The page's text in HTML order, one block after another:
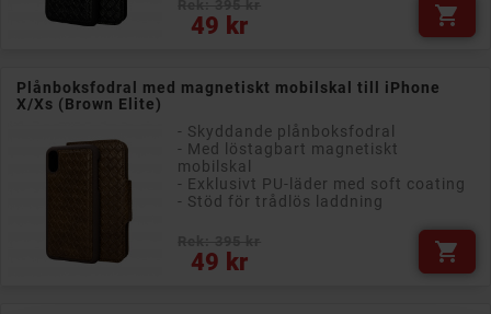
49 kr
Pris 
Plånboksfodral med magnetiskt mobilskal till iPhone
X/Xs (Brown Elite)
- Skyddande plånboksfodral
- Med löstagbart magnetiskt
mobilskal
- Exklusivt PU-läder med soft coating
- Stöd för trådlös laddning
49 kr
Pris 